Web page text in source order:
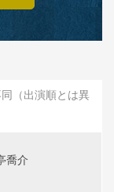
（出演順とは異
喬介